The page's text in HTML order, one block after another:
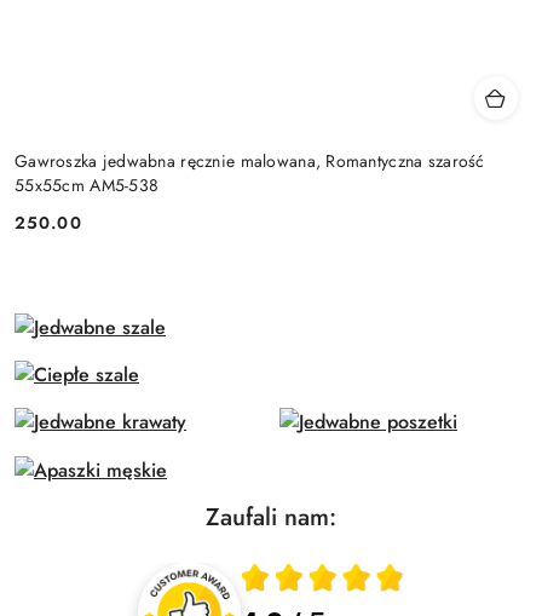
Gawroszka jedwabna ręcznie malowana, Romantyczna szarość
55x55cm AM5-538
Cena:
250.00
Zaufali nam:
Średnia ocena 4.9 z 5